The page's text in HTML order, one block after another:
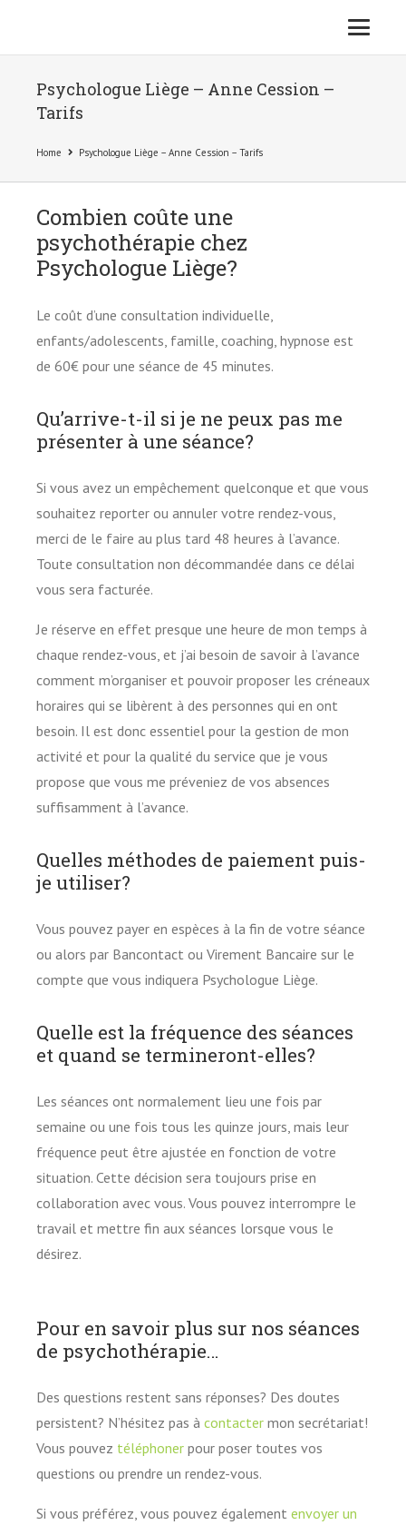
Psychologue Liège – Anne Cession –
Tarifs
Home Psychologue Liège – Anne Cession – Tarifs
Combien coûte une
psychothérapie chez
Psychologue Liège?
Le coût d’une consultation individuelle,
enfants/adolescents, famille, coaching, hypnose est
de 60€ pour une séance de 45 minutes.
Qu’arrive-t-il si je ne peux pas me
présenter à une séance?
Si vous avez un empêchement quelconque et que vous
souhaitez reporter ou annuler votre rendez-vous,
merci de le faire au plus tard 48 heures à l’avance.
Toute consultation non décommandée dans ce délai
vous sera facturée.
Je réserve en effet presque une heure de mon temps à
chaque rendez-vous, et j’ai besoin de savoir à l’avance
comment m’organiser et pouvoir proposer les créneaux
horaires qui se libèrent à des personnes qui en ont
besoin. Il est donc essentiel pour la gestion de mon
activité et pour la qualité du service que je vous
propose que vous me préveniez de vos absences
suffisamment à l’avance.
Quelles méthodes de paiement puis-
je utiliser?
Vous pouvez payer en espèces à la fin de votre séance
ou alors par Bancontact ou Virement Bancaire sur le
compte que vous indiquera Psychologue Liège.
Quelle est la fréquence des séances
et quand se termineront-elles?
Les séances ont normalement lieu une fois par
semaine ou une fois tous les quinze jours, mais leur
fréquence peut être ajustée en fonction de votre
situation. Cette décision sera toujours prise en
collaboration avec vous. Vous pouvez interrompre le
travail et mettre fin aux séances lorsque vous le
désirez.
Pour en savoir plus sur nos séances
de psychothérapie…
Des questions restent sans réponses? Des doutes
persistent? N’hésitez pas à contacter mon secrétariat!
Vous pouvez téléphoner pour poser toutes vos
questions ou prendre un rendez-vous.
Si vous préférez, vous pouvez également envoyer un